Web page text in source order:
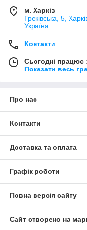
м. Харків
Греківська, 5,
Україна
Контакти
Сьогодні працює
Показати весь
Про нас
Контакти
Доставка та оплата
Графік роботи
Повна версія сайту
Сайт створено на